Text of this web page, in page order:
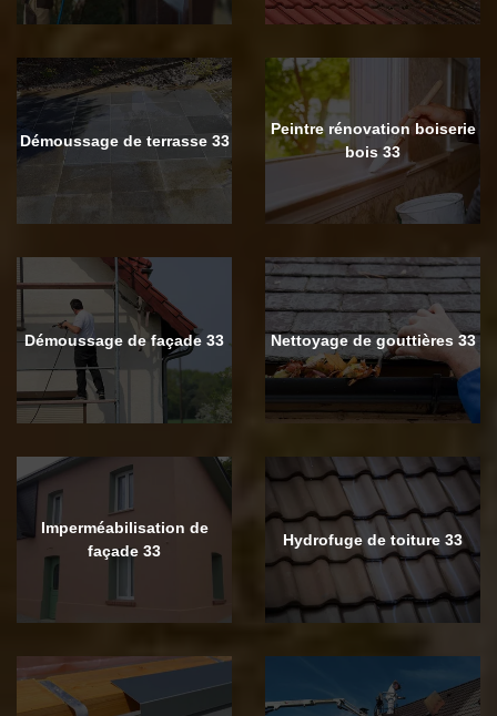
Démoussage de terrasse 33
Peintre rénovation boiserie
bois 33
Démoussage de façade 33 Nettoyage de gouttières 33
Imperméabilisation de
façade 33
Hydrofuge de toiture 33